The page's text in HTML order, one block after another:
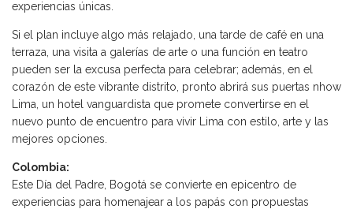
experiencias únicas.
Si el plan incluye algo más relajado, una tarde de café en una
terraza, una visita a galerías de arte o una función en teatro
pueden ser la excusa perfecta para celebrar; además, en el
corazón de este vibrante distrito, pronto abrirá sus puertas nhow
Lima, un hotel vanguardista que promete convertirse en el
nuevo punto de encuentro para vivir Lima con estilo, arte y las
mejores opciones.
Colombia:
Este Día del Padre, Bogotá se convierte en epicentro de
experiencias para homenajear a los papás con propuestas